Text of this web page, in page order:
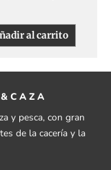
al carrito
y pesca, con gran
de la cacería y la